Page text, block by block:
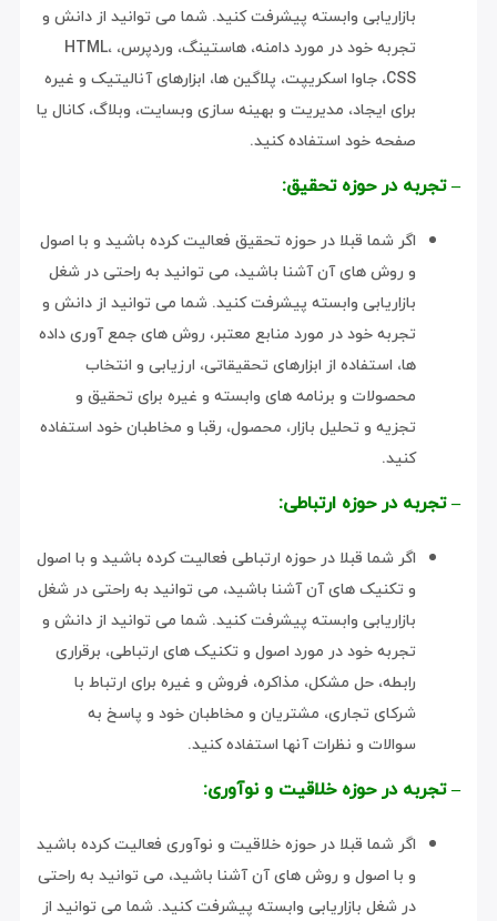
بازاریابی وابسته پیشرفت کنید. شما می توانید از دانش و
تجربه خود در مورد دامنه، هاستینگ، وردپرس، HTML،
CSS، جاوا اسکریپت، پلاگین ها، ابزارهای آنالیتیک و غیره
برای ایجاد، مدیریت و بهینه سازی وبسایت، وبلاگ، کانال یا
صفحه خود استفاده کنید.
– تجربه در حوزه تحقیق:
اگر شما قبلا در حوزه تحقیق فعالیت کرده باشید و با اصول
و روش های آن آشنا باشید، می توانید به راحتی در شغل
بازاریابی وابسته پیشرفت کنید. شما می توانید از دانش و
تجربه خود در مورد منابع معتبر، روش های جمع آوری داده
ها، استفاده از ابزارهای تحقیقاتی، ارزیابی و انتخاب
محصولات و برنامه های وابسته و غیره برای تحقیق و
تجزیه و تحلیل بازار، محصول، رقبا و مخاطبان خود استفاده
کنید.
– تجربه در حوزه ارتباطی:
اگر شما قبلا در حوزه ارتباطی فعالیت کرده باشید و با اصول
و تکنیک های آن آشنا باشید، می توانید به راحتی در شغل
بازاریابی وابسته پیشرفت کنید. شما می توانید از دانش و
تجربه خود در مورد اصول و تکنیک های ارتباطی، برقراری
رابطه، حل مشکل، مذاکره، فروش و غیره برای ارتباط با
شرکای تجاری، مشتریان و مخاطبان خود و پاسخ به
سوالات و نظرات آنها استفاده کنید.
– تجربه در حوزه خلاقیت و نوآوری:
اگر شما قبلا در حوزه خلاقیت و نوآوری فعالیت کرده باشید
و با اصول و روش های آن آشنا باشید، می توانید به راحتی
در شغل بازاریابی وابسته پیشرفت کنید. شما می توانید از